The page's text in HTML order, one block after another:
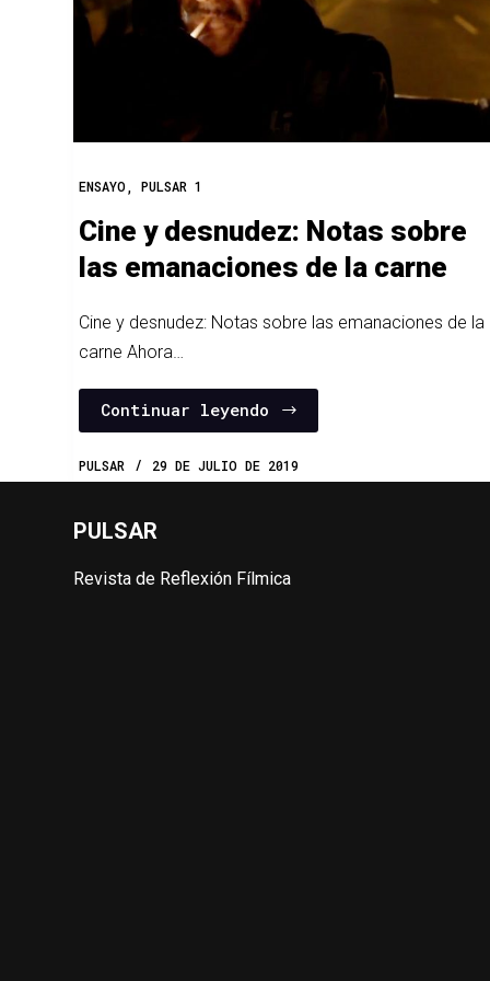
ENSAYO ,PULSAR 1
Cine y desnudez: Notas sobre
las emanaciones de la carne
Cine y desnudez: Notas sobre las emanaciones de la
carne Ahora…
Continuar leyendo
PULSAR 29 DE JULIO DE 2019
PULSAR
Revista de Reflexión Fílmica